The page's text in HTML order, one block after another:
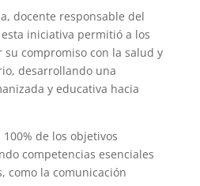
docente responsable del
iniciativa permitió a los
su compromiso con la salud y
desarrollando una
y educativa hacia
de los objetivos
competencias esenciales
como la comunicación